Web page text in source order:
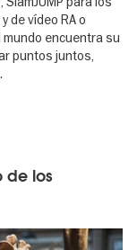
de vídeo RA o
mundo encuentra su
puntos juntos,
de los